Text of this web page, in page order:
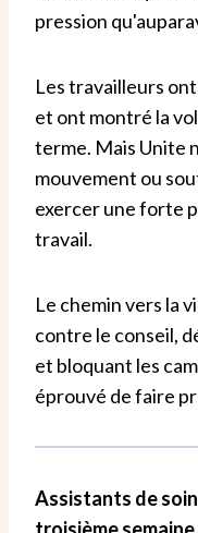
pression
Les travailleurs
et ont montré la
terme. Mais Unite
mouvement ou
exercer une forte
travail.
Le chemin vers la
contre le conseil,
et bloquant les
éprouvé de faire
Assistants de